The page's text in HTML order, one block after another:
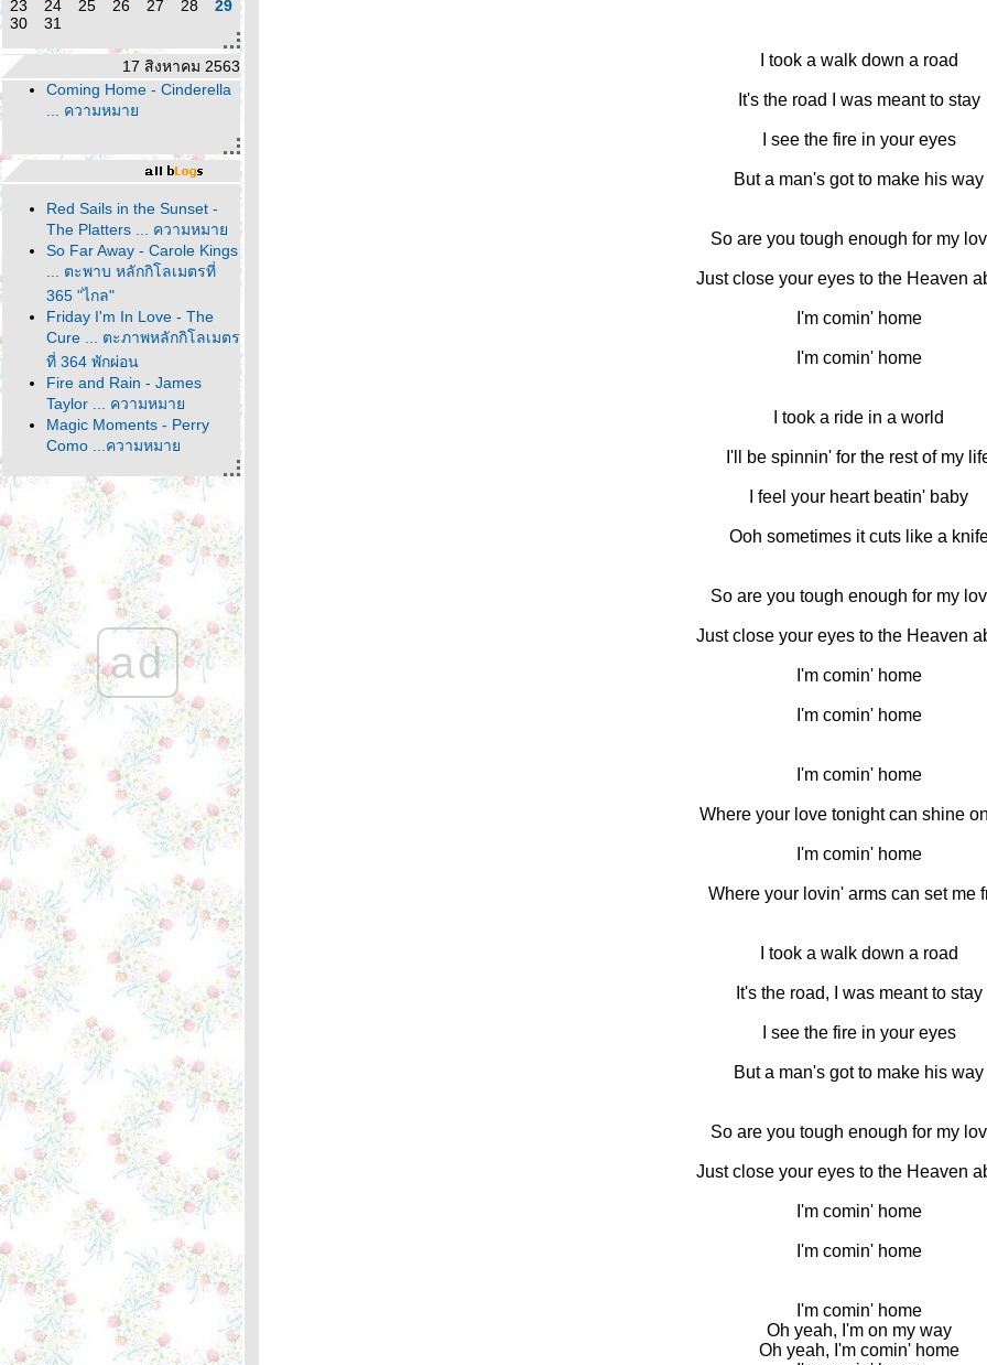
23
24 25 26 27 28
29
30
31
17 สิงหาคม 2563
Coming Home - Cinderella
... ความหมา
Red Sails in the Sunset -
The Platters ... ความหมา
So Far Away - Carole Kings
... ตะพาบ หลักกิโลเมตรที่
365 "ไกล"
Friday I'm In Love - The
Cure ... ตะภาพหลักกิโลเมตร
ที่ 364 พักผ่อน
Fire and Rain - James
Taylor ... ความหมา
Magic Moments - Perry
Como ...ความหมา
Denver ... ตะพาบหลัก
กิโลเมตรที่ 363 คำตอบ
สุดท้า
It Comes and It Goes -
Dido ... ความหมา
Make the World Go Away -
Eddy Arnold ... ความหมา
Home - Michael Bublé ...
หลักกิโลเมตรที่ 362 ตัวละคร
ลึกลับ
I Don't Want To Talk About
It - Marit Larsen ... หลัก
กิโลเมตรที่ 361บล็อกแรกที่
เขียน
Help Me Make It Through
the Night - Kris
Kristofferson ... ความหมา
I'm On My Way - Cliff
Richard ... ความหมา
Rose Garden - Lynn
Anderson ... ความหมา
What Difference A Day
Makes - Rod Stewart ...
หลักกิโลเมตรที่ 360 สอง
มาตรฐาน
Reggae Ambassador -
Third World ... ความหมา
The Shadow of Your Smile
- Tony Bennett ... หลัก
กิโลเมตรที่ 359 "รอยยิ้มที่
ไม่มีวันลืม"
You Never Gave Up on Me
- Crystal Gayle ... หลัก
กิโลเมตรที่ 358 เขียนใหม่อีก
ครั้ง
You're Only Lonely - J.D.
Souther ... ตะพาบหลัก
กิโลเมตรที่ 357
After All - Cher and Peter
Cetera ... ตะพาบหลัก
กิโลเมตรที่ 356
ad
I took a walk down a road
It's the road I was meant to stay
I see the fire in your eyes
But a man's got to make his way
So are you tough enough for my
Just close your eyes to the Heaven
I'm comin' home
I'm comin' home
I took a ride in a world
I'll be spinnin' for the rest of my
I feel your heart beatin' baby
Ooh sometimes it cuts like a
So are you tough enough for my
Just close your eyes to the Heaven
I'm comin' home
I'm comin' home
I'm comin' home
Where your love tonight can shine
I'm comin' home
Where your lovin' arms can set me
I took a walk down a road
It's the road, I was meant to stay
I see the fire in your eyes
But a man's got to make his way
So are you tough enough for my
Just close your eyes to the Heaven
I'm comin' home
I'm comin' home
I'm comin' home
Oh yeah, I'm on my way
Oh yeah, I'm comin' home